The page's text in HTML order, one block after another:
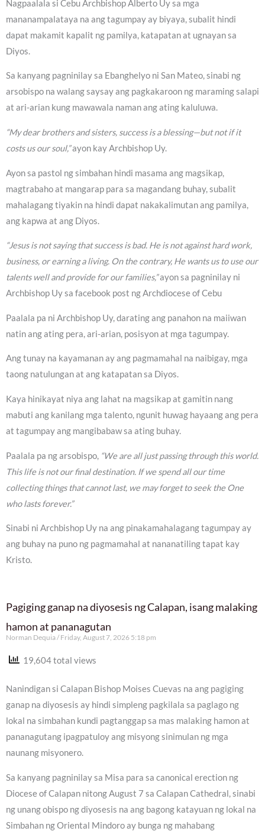
Nagpaalala si Cebu Archbishop Alberto Uy sa mga
mananampalataya na ang tagumpay ay biyaya, subalit hindi
dapat makamit kapalit ng pamilya, katapatan at ugnayan sa
Diyos.
Sa kanyang pagninilay sa Ebanghelyo ni San Mateo, sinabi ng
arsobispo na walang saysay ang pagkakaroon ng maraming salapi
at ari-arian kung mawawala naman ang ating kaluluwa.
“My dear brothers and sisters, success is a blessing—but not if it
costs us our soul,”ayon kay Archbishop Uy.
Ayon sa pastol ng simbahan hindi masama ang magsikap,
magtrabaho at mangarap para sa magandang buhay, subalit
mahalagang tiyakin na hindi dapat nakakalimutan ang pamilya,
ang kapwa at ang Diyos.
“Jesus is not saying that success is bad. He is not against hard work,
business, or earning a living. On the contrary, He wants us to use our
talents well and provide for our families,”ayon sa pagninilay ni
Archbishop Uy sa facebook post ng Archdiocese of Cebu
Paalala pa ni Archbishop Uy, darating ang panahon na maiiwan
natin ang ating pera, ari-arian, posisyon at mga tagumpay.
Ang tunay na kayamanan ay ang pagmamahal na naibigay, mga
taong natulungan at ang katapatan sa Diyos.
Kaya hinikayat niya ang lahat na magsikap at gamitin nang
mabuti ang kanilang mga talento, ngunit huwag hayaang ang pera
at tagumpay ang mangibabaw sa ating buhay.
Paalala pa ng arsobispo, “We are all just passing through this world.
This life is not our final destination. If we spend all our time
collecting things that cannot last, we may forget to seek the One
who lasts forever.”
Sinabi ni Archbishop Uy na ang pinakamahalagang tagumpay ay
ang buhay na puno ng pagmamahal at nananatiling tapat kay
Kristo.
Pagiging ganap na diyosesis ng Calapan, isang malaking
hamon at pananagutan
Norman Dequia Friday, August 7, 2026 5:18 pm
19,604 total views
Nanindigan si Calapan Bishop Moises Cuevas na ang pagiging
ganap na diyosesis ay hindi simpleng pagkilala sa paglago ng
lokal na simbahan kundi pagtanggap sa mas malaking hamon at
pananagutang ipagpatuloy ang misyong sinimulan ng mga
naunang misyonero.
Sa kanyang pagninilay sa Misa para sa canonical erection ng
Diocese of Calapan nitong August 7 sa Calapan Cathedral, sinabi
ng unang obispo ng diyosesis na ang bagong katayuan ng lokal na
Simbahan ng Oriental Mindoro ay bunga ng mahabang